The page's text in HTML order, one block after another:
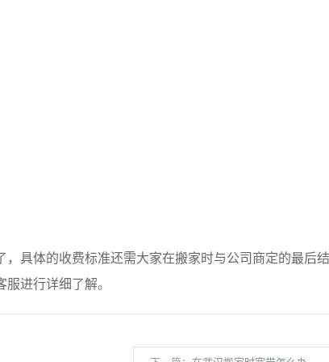
具体的收费标准还需大家在搬家时与公司商定的最后
进行详细了解。